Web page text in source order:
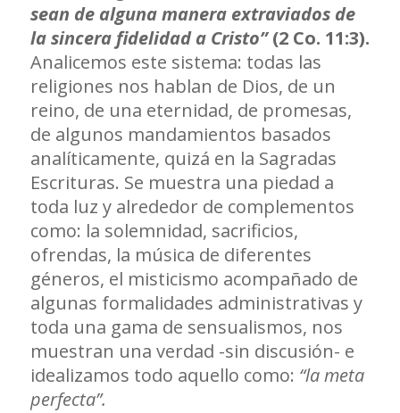
sean de alguna manera extraviados de
la sincera fidelidad a Cristo”(2 Co. 11:3).
Analicemos este sistema: todas las
religiones nos hablan de Dios, de un
reino, de una eternidad, de promesas,
de algunos mandamientos basados
analíticamente, quizá en la Sagradas
Escrituras. Se muestra una piedad a
toda luz y alrededor de complementos
como: la solemnidad, sacrificios,
ofrendas, la música de diferentes
géneros, el misticismo acompañado de
algunas formalidades administrativas y
toda una gama de sensualismos, nos
muestran una verdad -sin discusión- e
idealizamos todo aquello como: “la meta
perfecta”.